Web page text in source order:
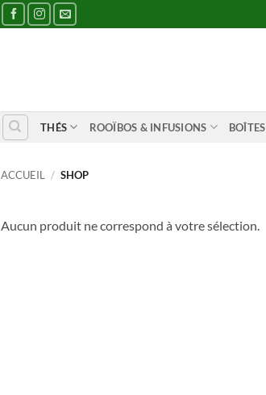
THÉS ROOÏBOS & INFUSIONS BOÎTES
ACCUEIL / SHOP
Aucun produit ne correspond à votre sélection.